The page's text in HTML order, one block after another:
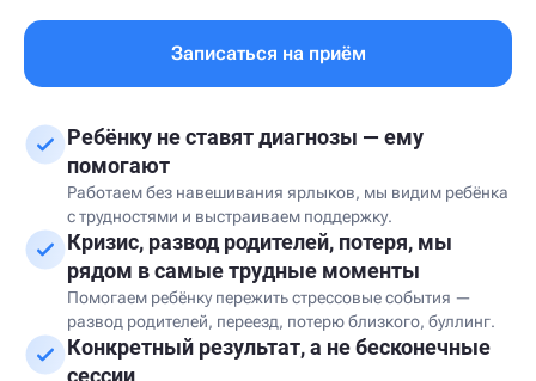
Записаться на приём
Ребёнку не ставят диагнозы — ему
помогают
Работаем без навешивания ярлыков, мы видим ребёнка
с трудностями и выстраиваем поддержку.
Кризис, развод родителей, потеря, мы
рядом в самые трудные моменты
Помогаем ребёнку пережить стрессовые события —
развод родителей, переезд, потерю близкого, буллинг.
Конкретный результат, а не бесконечные
сессии